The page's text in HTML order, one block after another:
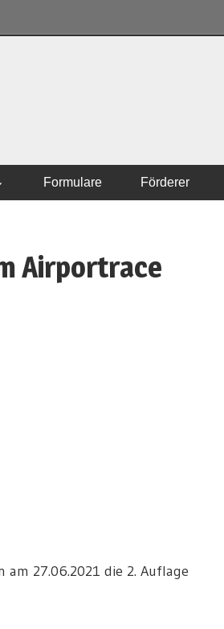
Formulare Förderer
Airportrace
27.06.2021 die 2. Auflage